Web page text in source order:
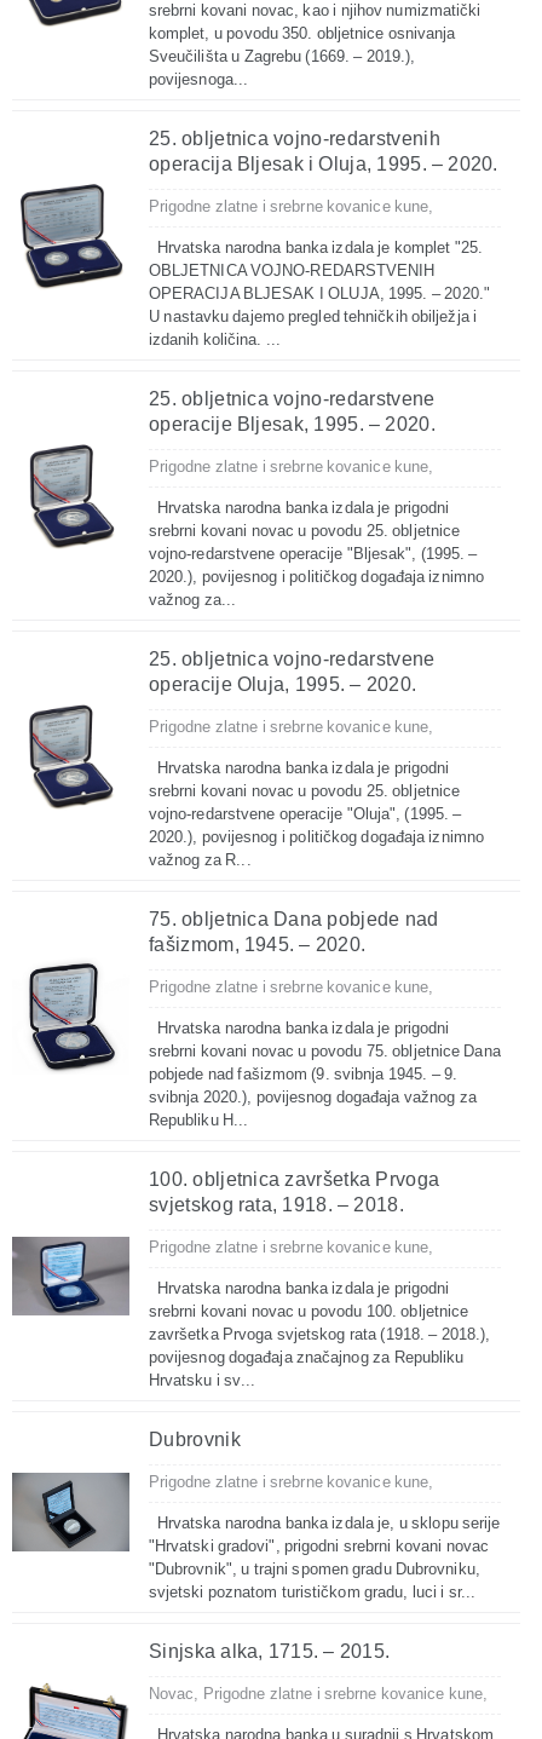
srebrni kovani novac, kao i njihov numizmatički
komplet, u povodu 350. obljetnice osnivanja
Sveučilišta u Zagrebu (1669. – 2019.),
povijesnoga...
25. obljetnica vojno-redarstvenih
operacija Bljesak i Oluja, 1995. – 2020.
Prigodne zlatne i srebrne kovanice kune,
Hrvatska narodna banka izdala je komplet "25.
OBLJETNICA VOJNO-REDARSTVENIH
OPERACIJA BLJESAK I OLUJA, 1995. – 2020."
U nastavku dajemo pregled tehničkih obilježja i
izdanih količina. ...
25. obljetnica vojno-redarstvene
operacije Bljesak, 1995. – 2020.
Prigodne zlatne i srebrne kovanice kune,
Hrvatska narodna banka izdala je prigodni
srebrni kovani novac u povodu 25. obljetnice
vojno-redarstvene operacije "Bljesak", (1995. –
2020.), povijesnog i političkog događaja iznimno
važnog za...
25. obljetnica vojno-redarstvene
operacije Oluja, 1995. – 2020.
Prigodne zlatne i srebrne kovanice kune,
Hrvatska narodna banka izdala je prigodni
srebrni kovani novac u povodu 25. obljetnice
vojno-redarstvene operacije "Oluja", (1995. –
2020.), povijesnog i političkog događaja iznimno
važnog za R...
75. obljetnica Dana pobjede nad
fašizmom, 1945. – 2020.
Prigodne zlatne i srebrne kovanice kune,
Hrvatska narodna banka izdala je prigodni
srebrni kovani novac u povodu 75. obljetnice Dana
pobjede nad fašizmom (9. svibnja 1945. – 9.
svibnja 2020.), povijesnog događaja važnog za
Republiku H...
100. obljetnica završetka Prvoga
svjetskog rata, 1918. – 2018.
Prigodne zlatne i srebrne kovanice kune,
Hrvatska narodna banka izdala je prigodni
srebrni kovani novac u povodu 100. obljetnice
završetka Prvoga svjetskog rata (1918. – 2018.),
povijesnog događaja značajnog za Republiku
Hrvatsku i sv...
Dubrovnik
Prigodne zlatne i srebrne kovanice kune,
Hrvatska narodna banka izdala je, u sklopu serije
"Hrvatski gradovi", prigodni srebrni kovani novac
"Dubrovnik", u trajni spomen gradu Dubrovniku,
svjetski poznatom turističkom gradu, luci i sr...
Sinjska alka, 1715. – 2015.
Novac, Prigodne zlatne i srebrne kovanice kune,
Hrvatska narodna banka u suradnji s Hrvatskom